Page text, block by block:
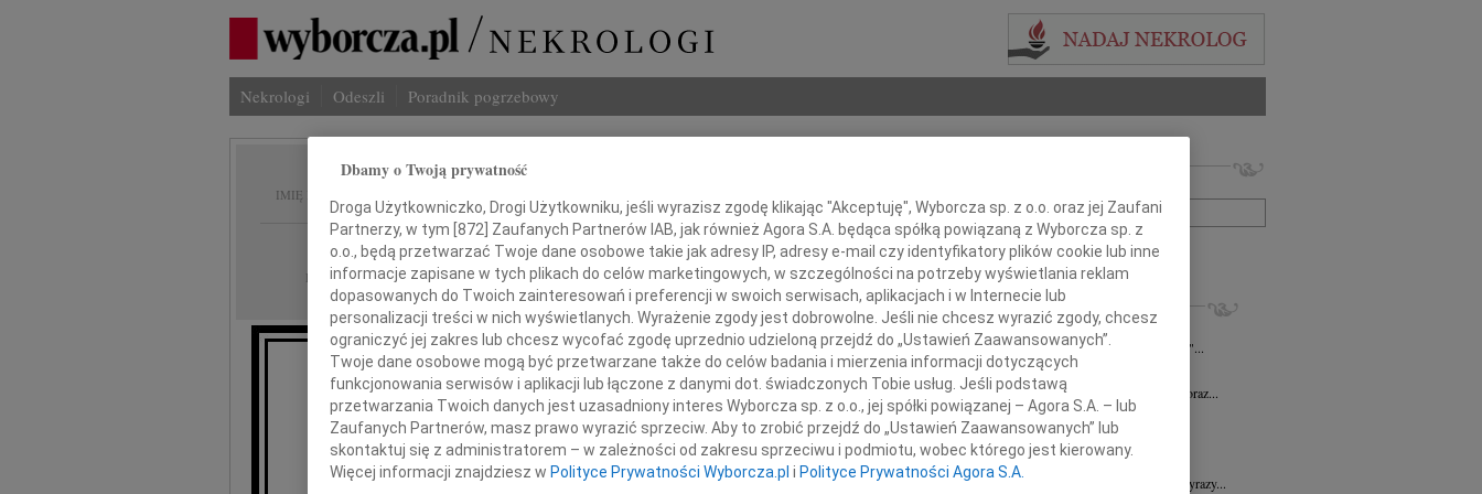
Nekrologi Odeszli Poradnik pogrzebowy
IMIĘ I NAZWISKO: Piotr Żbikowski
REGION: Rzeszów
DATA EMISJI: 21.01.2011
Z bólem żegnamy
+ szukanie zaawansowane
INNE NEKROLOGI
Marcin Piotr Czarnota17.07.2026Rzeszów
"Nie umiera ten, kto trwa w pamięci żywych"...
03.07.2026Rzeszów
Panu Dyrektorowi Jerzemu Guniewskiemu oraz...
Karol Drozd
17.06.2026 Rzeszów
Z ogromnym smutkiem i niedowierzaniem...
12.06.2026 Rzeszów
Pani Dr n. med. Mai Ptasiewicz składamy wyrazy...
Dbamy o Twoją prywatność
Droga Użytkowniczko, Drogi Użytkowniku, jeśli wyrazisz zgodę klikając "Akceptuję", Wyborcza sp. z o.o. oraz jej Zaufani
Partnerzy, w tym [ 872 ] Zaufanych Partnerów IAB, jak również Agora S.A. będąca spółką powiązaną z Wyborcza sp. z
o.o., będą przetwarzać Twoje dane osobowe takie jak adresy IP, adresy e-mail czy identyfikatory plików cookie lub inne
informacje zapisane w tych plikach do celów marketingowych, w szczególności na potrzeby wyświetlania reklam
dopasowanych do Twoich zainteresowań i preferencji w swoich serwisach, aplikacjach i w Internecie lub
personalizacji treści w nich wyświetlanych. Wyrażenie zgody jest dobrowolne. Jeśli nie chcesz wyrazić zgody, chcesz
ograniczyć jej zakres lub chcesz wycofać zgodę uprzednio udzieloną przejdź do „Ustawień Zaawansowanych”.
Twoje dane osobowe mogą być przetwarzane także do celów badania i mierzenia informacji dotyczących
funkcjonowania serwisów i aplikacji lub łączone z danymi dot. świadczonych Tobie usług. Jeśli podstawą
przetwarzania Twoich danych jest uzasadniony interes Wyborcza sp. z o.o., jej spółki powiązanej – Agora S.A. – lub
Zaufanych Partnerów, masz prawo wyrazić sprzeciw. Aby to zrobić przejdź do „Ustawień Zaawansowanych” lub
skontaktuj się z administratorem – w zależności od zakresu sprzeciwu i podmiotu, wobec którego jest kierowany.
Więcej informacji znajdziesz w Polityce Prywatności Wyborcza.pl i Polityce Prywatności Agora S.A.